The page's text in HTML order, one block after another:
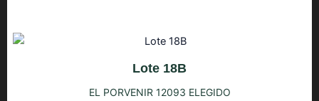
Lote 18B
EL PORVENIR 12093 ELEGIDO